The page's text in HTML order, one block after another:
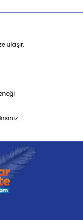
ulaşır.